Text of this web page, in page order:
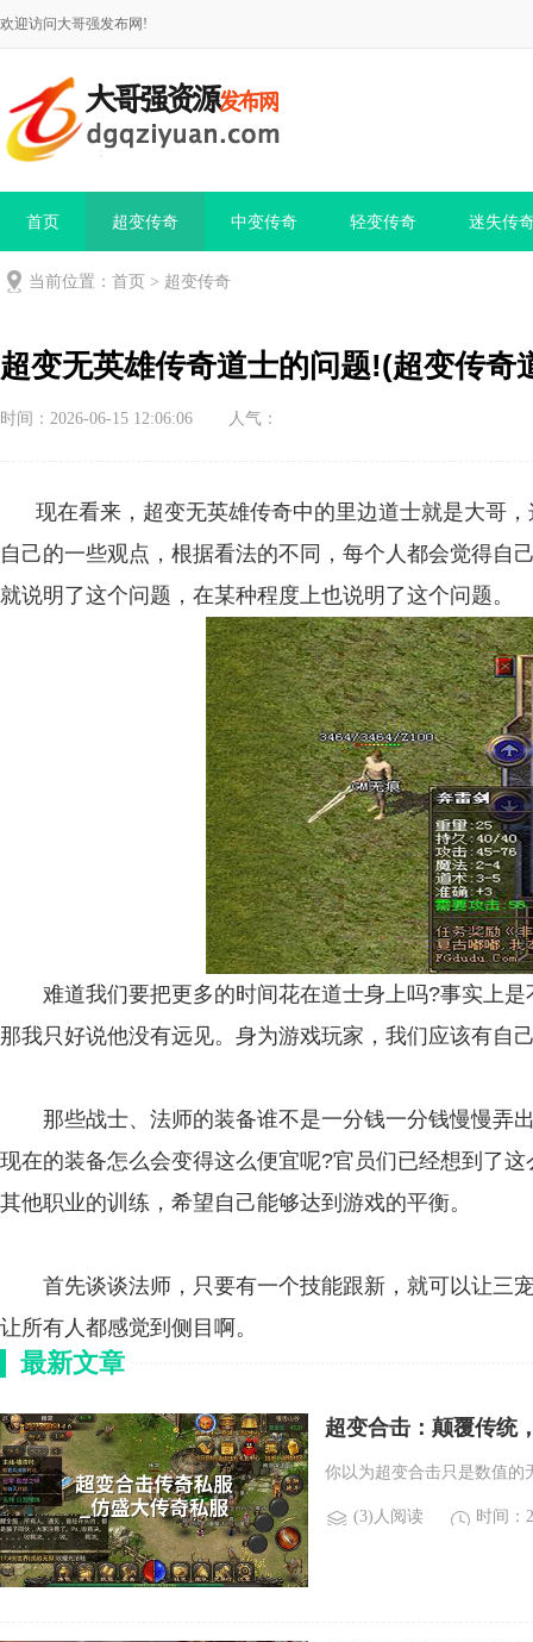
欢迎访问大哥强发布网!
首页 超变传奇 中变传奇 轻变传奇 迷失传
当前位置： 首页 > 超变传奇
超变无英雄传奇道士的问题!(超变传奇
时间：2026-06-15 12:06:06 人气：
现在看来，超变无英雄传奇中的里边道士就是大哥，
自己的一些观点，根据看法的不同，每个人都会觉得自
就说明了这个问题，在某种程度上也说明了这个问题。
难道我们要把更多的时间花在道士身上吗?事实上是
那我只好说他没有远见。身为游戏玩家，我们应该有自
那些战士、法师的装备谁不是一分钱一分钱慢慢弄
现在的装备怎么会变得这么便宜呢?官员们已经想到了
其他职业的训练，希望自己能够达到游戏的平衡。
首先谈谈法师，只要有一个技能跟新，就可以让三
让所有人都感觉到侧目啊。
最新文章
超变合击：颠覆传统
你以为超变合击只是数值的
(3)人阅读 时间：